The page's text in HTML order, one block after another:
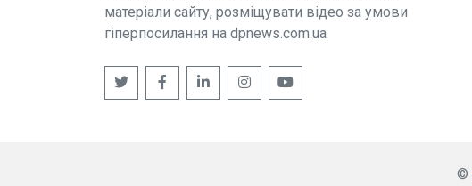
матеріали сайту, розміщувати відео за умови
гіперпосилання на dpnews.com.ua
©